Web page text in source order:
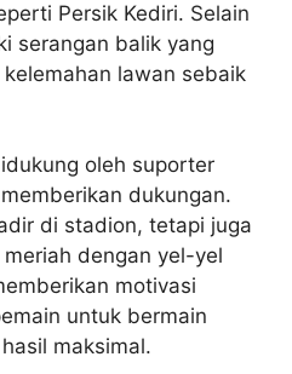
Persik Kediri. Selain
serangan balik yang
lawan sebaik
oleh suporter
dukungan.
di stadion, tetapi juga
dengan yel-yel
motivasi
untuk bermain
maksimal.